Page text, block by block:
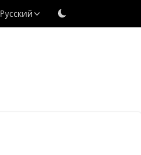
Русский